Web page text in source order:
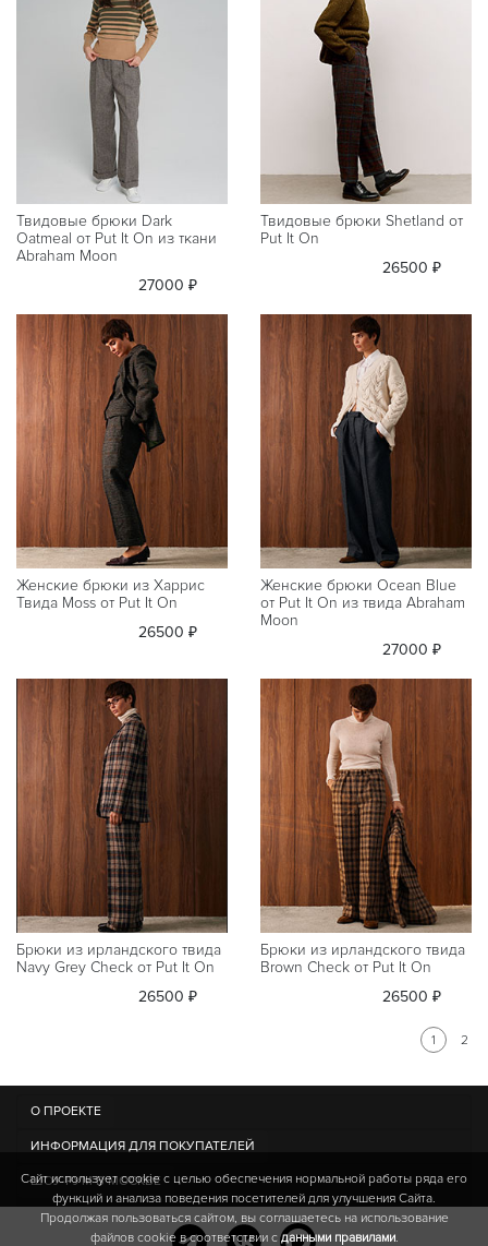
Твидовые брюки Dark
Oatmeal от Put It On из ткани
Abraham Moon
27000 ₽
Твидовые брюки Shetland от
Put It On
26500 ₽
Женские брюки из Харрис
Твида Moss от Put It On
26500 ₽
Женские брюки Ocean Blue
от Put It On из твида Abraham
Moon
27000 ₽
Брюки из ирландского твида
Navy Grey Check от Put It On
26500 ₽
Брюки из ирландского твида
Brown Check от Put It On
26500 ₽
1 2
О ПРОЕКТЕ
ИНФОРМАЦИЯ ДЛЯ ПОКУПАТЕЛЕЙ
ШОУ-РУМ В МОСКВЕ
Сайт использует cookie c целью обеспечения нормальной работы ряда его
функций и анализа поведения посетителей для улучшения Сайта.
Продолжая пользоваться сайтом, вы соглашаетесь на использование
файлов cookie в соответствии сданными правилами.